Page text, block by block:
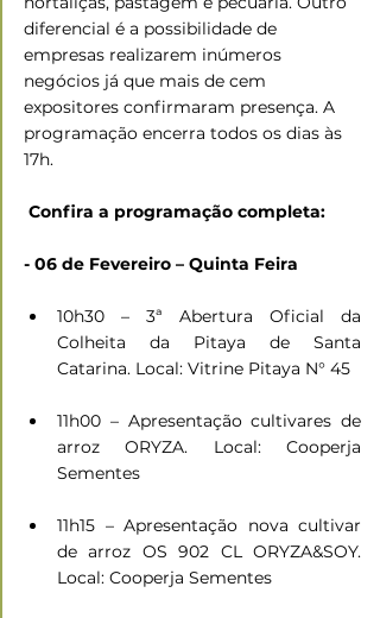
diferencial é a possibilidade de
empresas realizarem inúmeros
negócios já que mais de cem
expositores confirmaram presença. A
programação encerra todos os dias às
17h.
Confira a programação completa:
- 06 de Fevereiro – Quinta Feira
10h30 – 3ª Abertura Oficial da
Colheita da Pitaya de Santa
Catarina. Local: Vitrine Pitaya N° 45
11h00 – Apresentação cultivares de
arroz ORYZA. Local: Cooperja
Sementes
11h15 – Apresentação nova cultivar
de arroz OS 902 CL ORYZA&SOY.
Local: Cooperja Sementes